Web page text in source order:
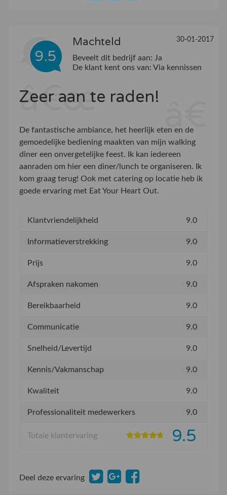
9.5
Machteld 30-01-2017
Beveelt dit bedrijf aan: Ja
De klant kent ons van: Via kennissen
Zeer aan te raden!
De fantastische ambiance, het heerlijk eten en de
gemoedelijke bediening maakten van mijn walking
diner een onvergetelijke feest. Ik kan iedereen
aanraden om hier een diner/lunch te organiseren. Ik
kom graag terug! Ook met catering op locatie heb ik
goede ervaring met Eat Your Heart Out.
Klantvriendelijkheid 9.0
Informatieverstrekking 9.0
Prijs 9.0
Afspraken nakomen 9.0
Bereikbaarheid 9.0
Communicatie 9.0
Snelheid/Levertijd 9.0
Kennis/Vakmanschap 9.0
Kwaliteit 9.0
Professionaliteit medewerkers 9.0
Totale klantervaring 9.5
Deel deze ervaring